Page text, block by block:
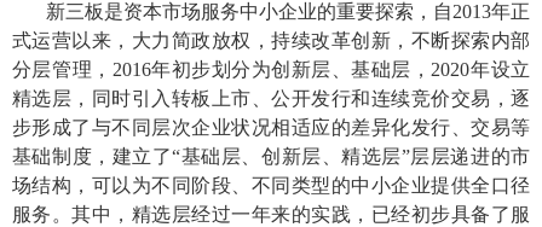
新三板是资本市场服务中小企业的重要探索 ，自2013年正
式运营以来， 大力简政放权，持续改革创新， 不断探索内部
分层管理，2016年初步划分为创新层、基础层，2020年设立
精选层，同时引入转板上市、公开发行和连续竞价交易，逐
步形成了与不同层次企业状况相适应的差异化发行、交易等
基础制度，建立了“基础层、创新层、精选层”层层递进的市
场结构，可以为不同阶段、不同类型的中小企业提供全口径
服务。其中，精选层经过一年来的实践，已经初步具备了服